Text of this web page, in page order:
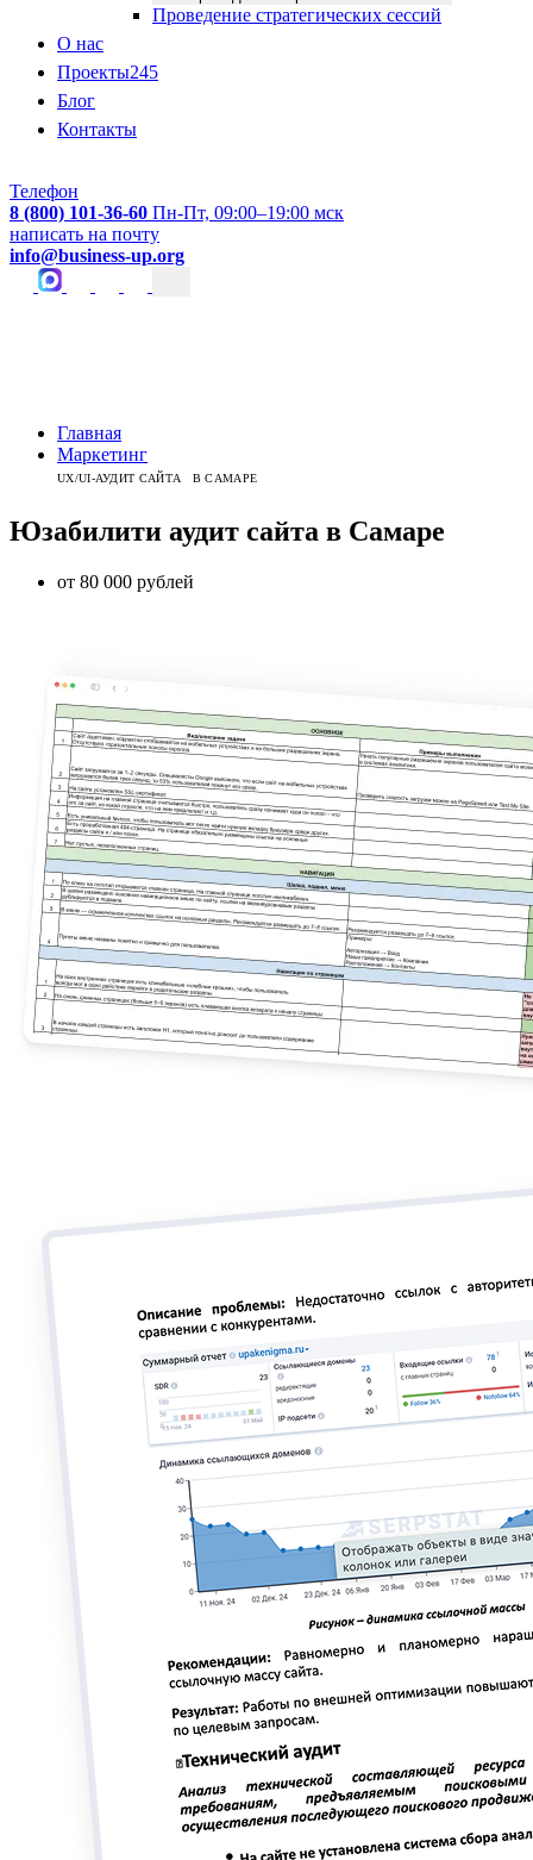
Проведение стратегических сессий
О нас
Проекты245
Блог
Контакты
Телефон
8 (800) 101-36-60 Пн-Пт, 09:00–19:00 мск
написать на почту
info@business-up.org
Главная
Маркетинг
UX/UI-АУДИТ САЙТА В САМАРЕ
Юзабилити аудит сайта в Самаре
от 80 000 рублей